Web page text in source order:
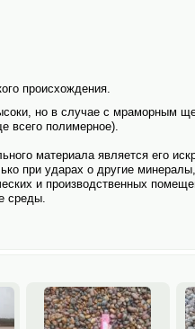
происхождения.
но в случае с мраморным
всего полимерное).
материала является его
при ударах о другие
и производственных
среды.